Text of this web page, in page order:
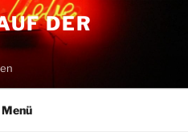
DER
Menü